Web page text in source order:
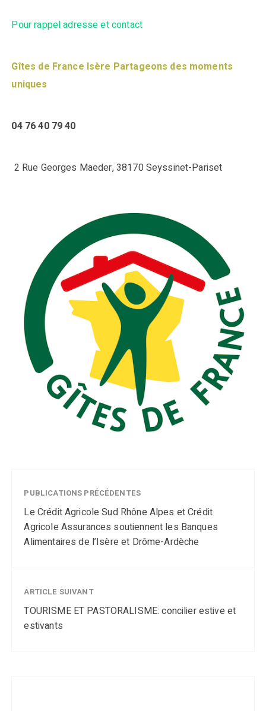
Pour rappel adresse et contact
Gîtes de France Isère Partageons des moments
uniques
04 76 40 79 40
2 Rue Georges Maeder, 38170 Seyssinet-Pariset
PUBLICATIONS PRÉCÉDENTES
Le Crédit Agricole Sud Rhône Alpes et Crédit
Agricole Assurances soutiennent les Banques
Alimentaires de l’Isère et Drôme-Ardèche
ARTICLE SUIVANT
TOURISME ET PASTORALISME: concilier estive et
estivants